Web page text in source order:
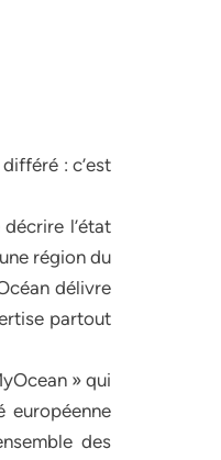
: c’est
l’état
région du
délivre
partout
» qui
européenne
des